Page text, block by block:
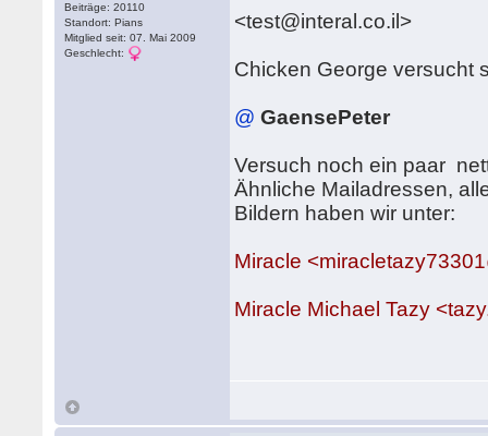
Beiträge: 20110
Standort: Pians
Mitglied seit: 07. Mai 2009
Geschlecht:
<test@interal.co.il>
Chicken George versucht
@ GaensePeter
Versuch noch ein paar
Ähnliche Mailadressen,
Bildern haben wir unter:
Miracle
Miracle Michael Tazy